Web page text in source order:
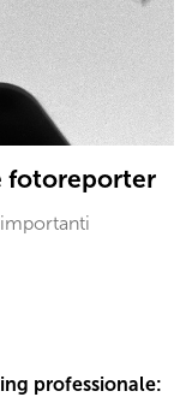
fotoreporter
professionale: